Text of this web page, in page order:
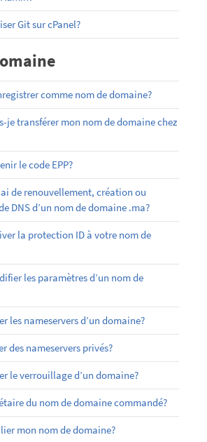
Git sur cPanel?
comme nom de domaine?
je transférer mon nom de domaine chez
le code EPP?
de renouvellement, création ou
DNS d’un nom de domaine .ma?
la protection ID à votre nom de
les paramètres d’un nom de
les nameservers d’un domaine?
des nameservers privés?
le verrouillage d’un domaine?
du nom de domaine commandé?
mon nom de domaine?